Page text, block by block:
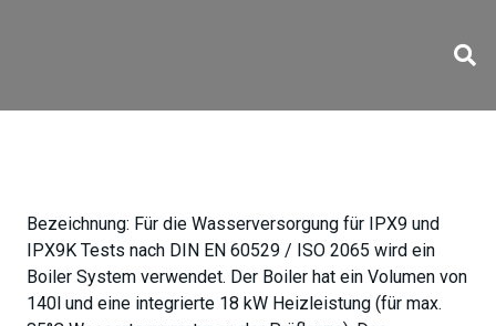
Bezeichnung: Für die Wasserversorgung für IPX9 und
IPX9K Tests nach DIN EN 60529 / ISO 2065 wird ein
Boiler System verwendet. Der Boiler hat ein Volumen von
140l und eine integrierte 18 kW Heizleistung (für max.